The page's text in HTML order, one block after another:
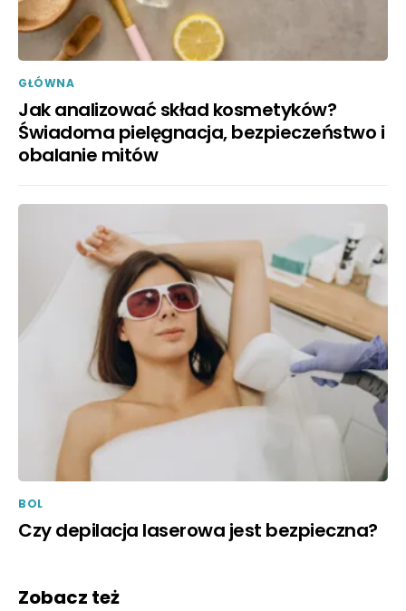
GŁÓWNA
Jak analizować skład kosmetyków?
Świadoma pielęgnacja, bezpieczeństwo i
obalanie mitów
BOL
Czy depilacja laserowa jest bezpieczna?
Zobacz też